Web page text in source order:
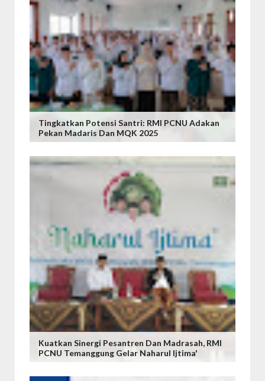
Tingkatkan Potensi Santri: RMI PCNU Adakan
Pekan Madaris Dan MQK 2025
Kuatkan Sinergi Pesantren Dan Madrasah, RMI
PCNU Temanggung Gelar Naharul Ijtima'